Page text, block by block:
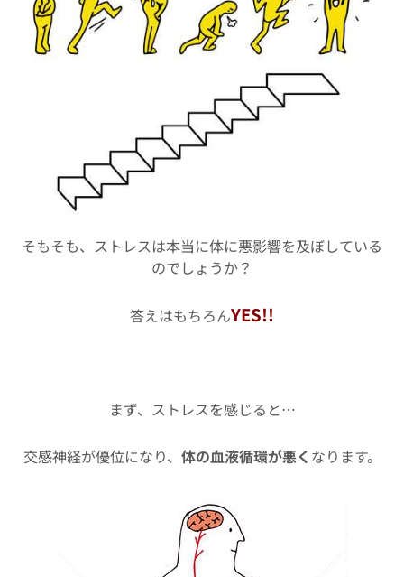
そもそも、ストレスは本当に体に悪影響を及ぼしている
のでしょうか？
答えはもちろんYES!!
まず、ストレスを感じると…
交感神経が優位になり、 体の血液循環が悪く なります。